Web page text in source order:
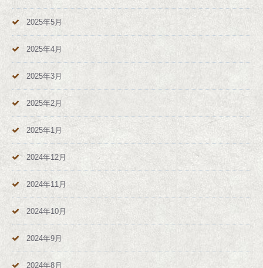
2025年5月
2025年4月
2025年3月
2025年2月
2025年1月
2024年12月
2024年11月
2024年10月
2024年9月
2024年8月